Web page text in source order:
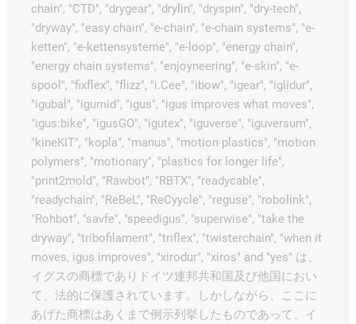
chain", "CTD", "drygear", "drylin", "dryspin", "dry-tech",
"dryway", "easy chain", "e-chain", "e-chain systems", "e-
ketten", "e-kettensysteme", "e-loop", "energy chain",
"energy chain systems", "enjoyneering", "e-skin", "e-
spool", "fixflex", "flizz", "i.Cee", "ibow", "igear", "iglidur",
"igubal", "igumid", "igus", "igus improves what moves",
"igus:bike", "igusGO", "igutex", "iguverse", "iguversum",
"kineKIT", "kopla", "manus", "motion plastics", "motion
polymers", "motionary", "plastics for longer life",
"print2mold", "Rawbot", "RBTX", "readycable",
"readychain", "ReBeL", "ReCyycle", "reguse", "robolink",
"Rohbot", "savfe", "speedigus", "superwise", "take the
dryway", "tribofilament", "triflex", "twisterchain", "when it
moves, igus improves", "xirodur", "xiros" and "yes" は、
イグスの商標でありドイツ連邦共和国及び他国におい
て、法的に保護されています。しかしながら、ここに
あげた商標はあくまで例示列挙したものであって、イ